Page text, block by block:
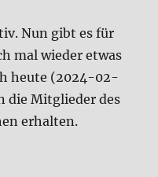
Nun gibt es für
mal wieder etwas
heute (2024-02-
die Mitglieder des
erhalten.